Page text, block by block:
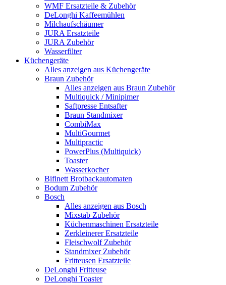
WMF Ersatzteile & Zubehör
DeLonghi Kaffeemühlen
Milchaufschäumer
JURA Ersatzteile
JURA Zubehör
Wasserfilter
Küchengeräte
Alles anzeigen aus Küchengeräte
Braun Zubehör
Alles anzeigen aus Braun Zubehör
Multiquick / Minipimer
Saftpresse Entsafter
Braun Standmixer
CombiMax
MultiGourmet
Multipractic
PowerPlus (Multiquick)
Toaster
Wasserkocher
Bifinett Brotbackautomaten
Bodum Zubehör
Bosch
Alles anzeigen aus Bosch
Mixstab Zubehör
Küchenmaschinen Ersatzteile
Zerkleinerer Ersatzteile
Fleischwolf Zubehör
Standmixer Zubehör
Fritteusen Ersatzteile
DeLonghi Fritteuse
DeLonghi Toaster